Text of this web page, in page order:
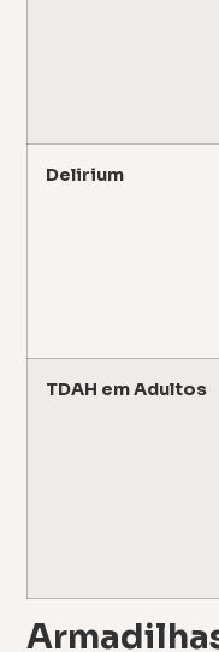
Delirium
TDAH em Adultos